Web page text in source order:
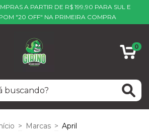
A PARTIR DE R$ 199,90 PARA SUL E
"20 OFF" NA PRIMEIRA COMPRA
0
> Marcas > April